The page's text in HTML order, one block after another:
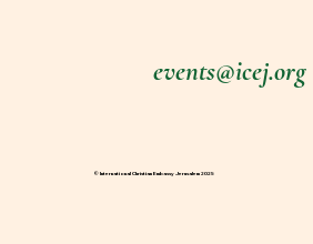
events@icej.org
© International Christian Embassy Jerusalem 2025